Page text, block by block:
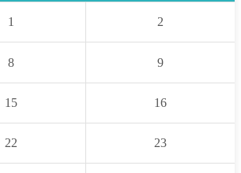
1 2
8 9
15 16
22 23